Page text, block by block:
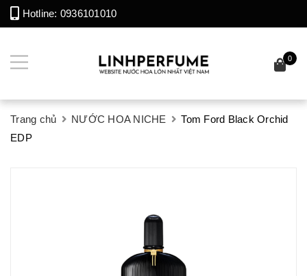
Hotline: 0936101010
0
Trang chủ NƯỚC HOA NICHE
Tom Ford Black Orchid
EDP